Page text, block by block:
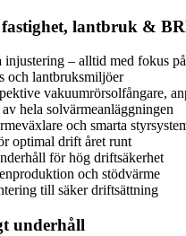
lantbruk &
– alltid med fokus
och lantbruksmiljöer
vakuumrörsolfångare,
hela solvärmeanläggningen
och smarta
optimal drift året runt
för hög driftsäkerhet
och stödvärme
till säker driftsättning
underhåll